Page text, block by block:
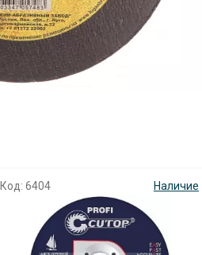
Код: 6404 Наличие
Добавляйте товары
Получайте товар
Оставшиеся 75 %